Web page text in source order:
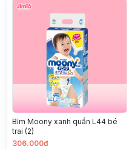
Bỉm Moony xanh quần L44 bé
trai (2)
306.000đ